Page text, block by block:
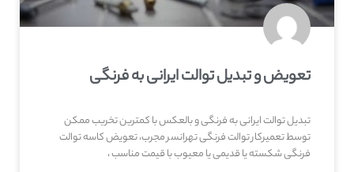
تعویض و تبدیل توالت ایرانی به فرنگی
تبدیل توالت ایرانی به فرنگی و بالعکس با کمترین تخریب ممکن
توسط تعمیرکار توالت فرنگی تهرانسر مجرب، تعویض کاسه توالت
فرنگی شکسته یا قدیمی یا معیوب با قیمت مناسب ،